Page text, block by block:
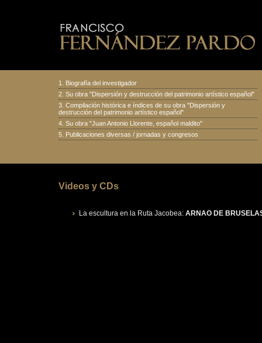
1. Biografía del investigador
2. Su obra "Dispersión y destrucción del patrimonio artístico español"
3. Compilación histórica e índices de su obra "Dispersión y
destrucción del patrimonio artístico español"
4. Su obra "Juan Antonio Llorente, español maldito"
5. Publicaciones diversas / jornadas y congresos
Videos y CDs
La escultura en la Ruta Jacobea: ARNAO DE